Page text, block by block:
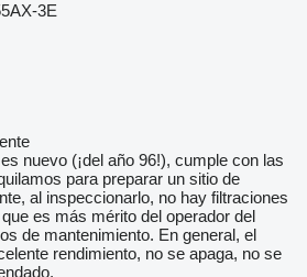
3E
nuevo (¡del año 96!), cumple con las
para preparar un sitio de
al inspeccionarlo, no hay filtraciones
es más mérito del operador del
de mantenimiento. En general, el
rendimiento, no se apaga, no se